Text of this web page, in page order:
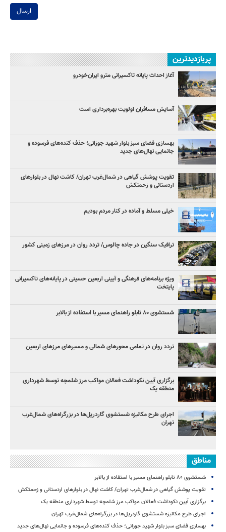
ارسال
پربازدیدترین
آغاز احداث پایانه تاکسیرانی مترو ایران‌خودرو
آسایش مسافران اولویت بهره‌برداری است
بهسازی فضای سبز بلوار شهید جوزانی؛ حذف کنده‌های فرسوده و
جانمایی نهال‌های جدید
تقویت پوشش گیاهی در شمال‌غرب تهران/ کاشت نهال در بلوارهای
اردستانی و زحمتکش
خیلی مسلط و آماده در کنار مردم بودیم
ترافیک سنگین در جاده چالوس/ تردد روان در مرزهای زمینی کشور
ویژه برنامه‌های فرهنگی و آیینی اربعین حسینی در پایانه‌های تاکسیرانی
پایتخت
شستشوی ۸۰ تابلو راهنمای مسیر با استفاده از بالابر
تردد روان در تمامی محورهای شمالی و مسیرهای مرزهای اربعین
برگزاری آیین نکوداشت فعالان مواکب مرز شلمچه توسط شهرداری
منطقه یک
اجرای طرح مکانیزه شستشوی گاردریل‌ها در بزرگراه‌های شمال‌غرب
تهران
مناطق
شستشوی ۸۰ تابلو راهنمای مسیر با استفاده از بالابر
تقویت پوشش گیاهی در شمال‌غرب تهران/ کاشت نهال در بلوارهای اردستانی و زحمتکش
برگزاری آیین نکوداشت فعالان مواکب مرز شلمچه توسط شهرداری منطقه یک
اجرای طرح مکانیزه شستشوی گاردریل‌ها در بزرگراه‌های شمال‌غرب تهران
بهسازی فضای سبز بلوار شهید جوزانی؛ حذف کنده‌های فرسوده و جانمایی نهال‌های جدید